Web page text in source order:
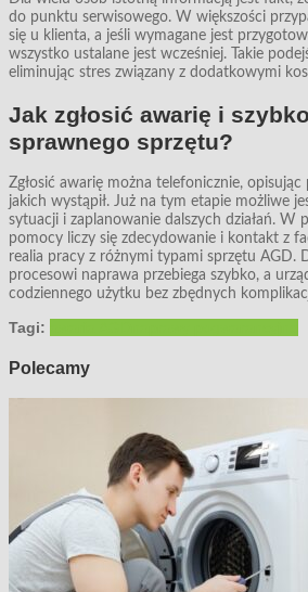
do punktu serwisowego. W większości
się u klienta, a jeśli wymagane jest
wszystko ustalane jest wcześniej. Takie
eliminując stres związany z dodatkowymi
Jak zgłosić awarię i
sprawnego sprzętu?
Zgłosić awarię można telefonicznie,
jakich wystąpił. Już na tym etapie możliwe
sytuacji i zaplanowanie dalszych działań. W
pomocy liczy się zdecydowanie i kontakt z
realia pracy z różnymi typami sprzętu AGD.
procesowi naprawa przebiega szybko, a
codziennego użytku bez zbędnych
Tagi:
Polecamy